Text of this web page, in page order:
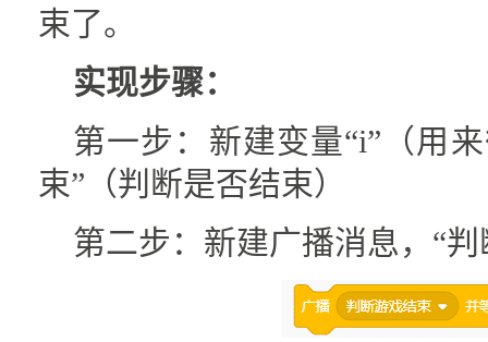
束了。
实现步骤：
第一步：新建变量“i”（用
束”（判断是否结束）
第二步：新建广播消息，“